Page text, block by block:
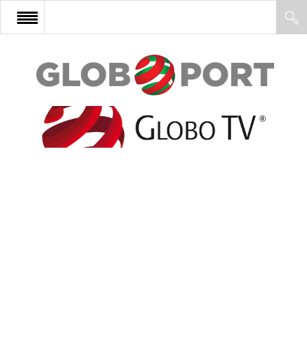
FŐOLDAL
AFRIKA